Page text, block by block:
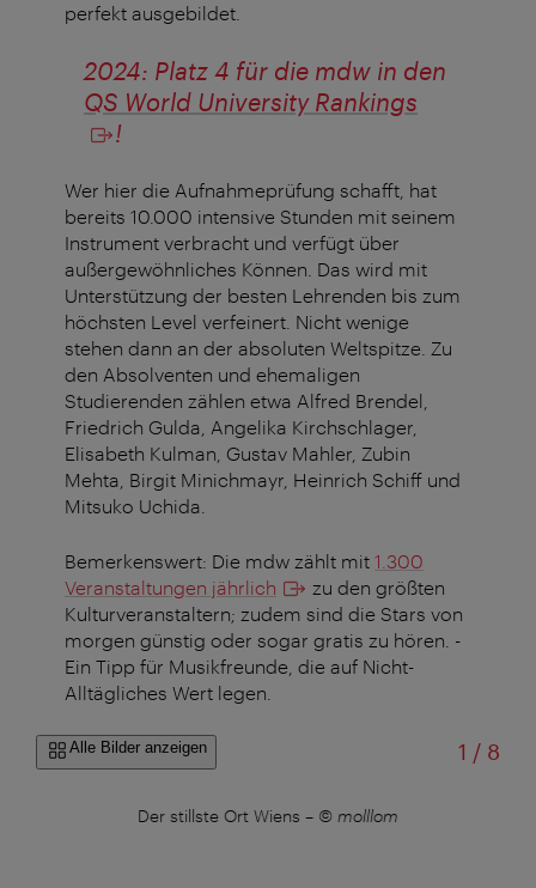
perfekt ausgebildet.
2024: Platz 4 für die mdw in den
QS World University Rankings
!
Wer hier die Aufnahmeprüfung schafft, hat
bereits 10.000 intensive Stunden mit seinem
Instrument verbracht und verfügt über
außergewöhnliches Können. Das wird mit
Unterstützung der besten Lehrenden bis zum
höchsten Level verfeinert. Nicht wenige
stehen dann an der absoluten Weltspitze. Zu
den Absolventen und ehemaligen
Studierenden zählen etwa Alfred Brendel,
Friedrich Gulda, Angelika Kirchschlager,
Elisabeth Kulman, Gustav Mahler, Zubin
Mehta, Birgit Minichmayr, Heinrich Schiff und
Mitsuko Uchida.
Bemerkenswert: Die mdw zählt mit 1.300
Veranstaltungen jährlich
zu den größten
Kulturveranstaltern; zudem sind die Stars von
morgen günstig oder sogar gratis zu hören. -
Ein Tipp für Musikfreunde, die auf Nicht-
Alltägliches Wert legen.
Alle Bilder anzeigen 1 /von
8
Der stillste Ort Wiens – © molllom